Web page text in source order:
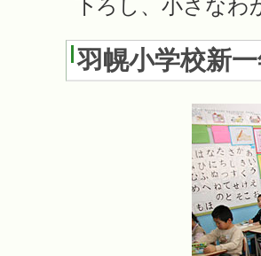
下ろし、小さなわ
羽幌小学校新